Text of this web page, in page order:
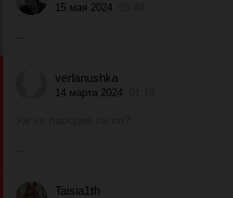
15 мая 2024
verlanushka
14 марта 2024
Taisia1th